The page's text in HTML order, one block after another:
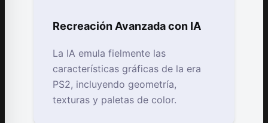
Recreación Avanzada con IA
La IA emula fielmente las
características gráficas de la era
PS2, incluyendo geometría,
texturas y paletas de color.